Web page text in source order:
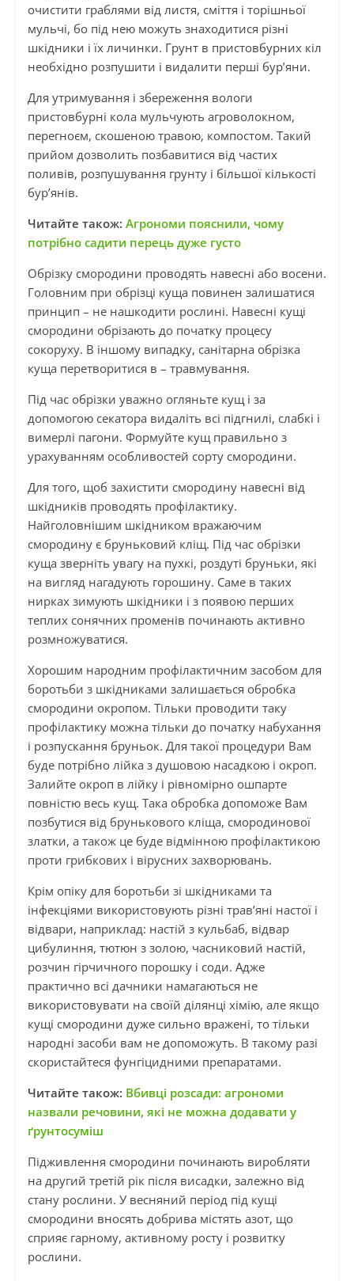
очистити граблями від листя, сміття і торішньої
мульчі, бо під нею можуть знаходитися різні
шкідники і їх личинки. Грунт в пристовбурних кіл
необхідно розпушити і видалити перші бур’яни.
Для утримування і збереження вологи
пристовбурні кола мульчують агроволокном,
перегноєм, скошеною травою, компостом. Такий
прийом дозволить позбавитися від частих
поливів, розпушування грунту і більшої кількості
бур’янів.
Читайте також: Агрономи пояснили, чому
потрібно садити перець дуже густо
Обрізку смородини проводять навесні або восени.
Головним при обрізці куща повинен залишатися
принцип – не нашкодити рослині. Навесні кущі
смородини обрізають до початку процесу
сокоруху. В іншому випадку, санітарна обрізка
куща перетворитися в – травмування.
Під час обрізки уважно огляньте кущ і за
допомогою секатора видаліть всі підгнилі, слабкі і
вимерлі пагони. Формуйте кущ правильно з
урахуванням особливостей сорту смородини.
Для того, щоб захистити смородину навесні від
шкідників проводять профілактику.
Найголовнішим шкідником вражаючим
смородину є бруньковий кліщ. Під час обрізки
куща зверніть увагу на пухкі, роздуті бруньки, які
на вигляд нагадують горошину. Саме в таких
нирках зимують шкідники і з появою перших
теплих сонячних променів починають активно
розмножуватися.
Хорошим народним профілактичним засобом для
боротьби з шкідниками залишається обробка
смородини окропом. Тільки проводити таку
профілактику можна тільки до початку набухання
і розпускання бруньок. Для такої процедури Вам
буде потрібно лійка з душовою насадкою і окроп.
Залийте окроп в лійку і рівномірно ошпарте
повністю весь кущ. Така обробка допоможе Вам
позбутися від брунькового кліща, смородинової
златки, а також це буде відмінною профілактикою
проти грибкових і вірусних захворювань.
Крім опіку для боротьби зі шкідниками та
інфекціями використовують різні трав’яні настої і
відвари, наприклад: настій з кульбаб, відвар
цибулиння, тютюн з золою, часниковий настій,
розчин гірчичного порошку і соди. Адже
практично всі дачники намагаються не
використовувати на своїй ділянці хімію, але якщо
кущі смородини дуже сильно вражені, то тільки
народні засоби вам не допоможуть. В такому разі
скористайтеся фунгіцидними препаратами.
Читайте також: Вбивці розсади: агрономи
назвали речовини, які не можна додавати у
ґрунтосуміш
Підживлення смородини починають виробляти
на другий третій рік після висадки, залежно від
стану рослини. У весняний період під кущі
смородини вносять добрива містять азот, що
сприяє гарному, активному росту і розвитку
рослини.